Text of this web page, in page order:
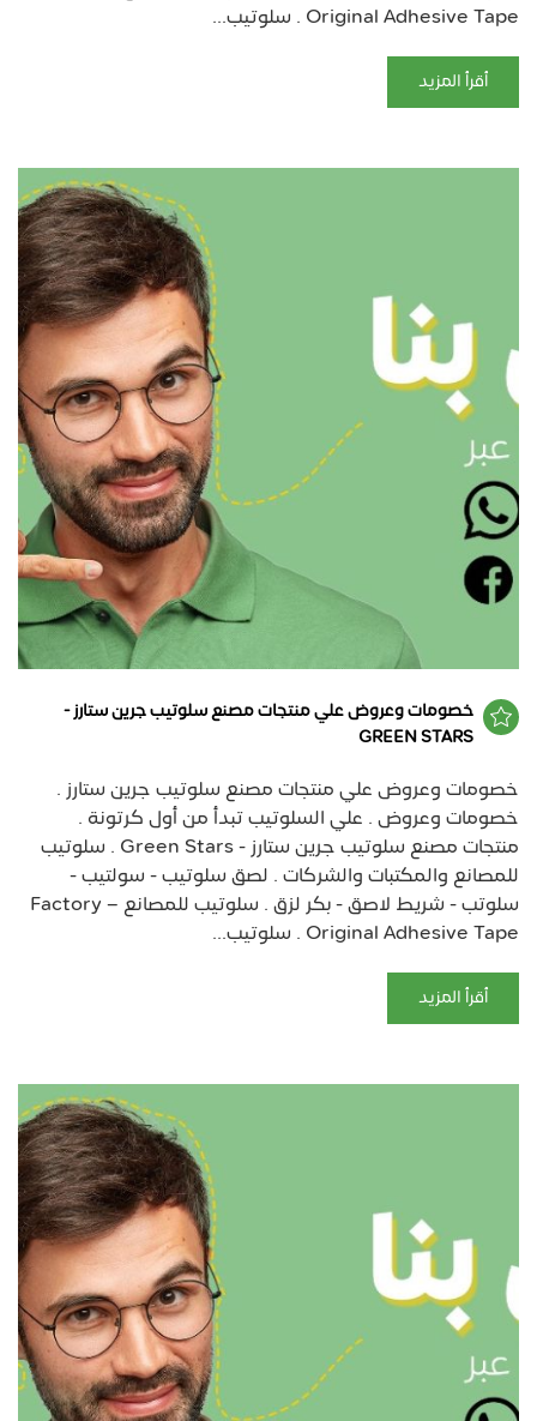
Original Adhesive Tape . سلوتيب...
أقرأ المزيد
خصومات وعروض علي منتجات مصنع سلوتيب جرين ستارز -
GREEN STARS
خصومات وعروض علي منتجات مصنع سلوتيب جرين ستارز .
خصومات وعروض . علي السلوتيب تبدأ من أول كرتونة .
منتجات مصنع سلوتيب جرين ستارز - Green Stars . سلوتيب
للمصانع والمكتبات والشركات . لصق سلوتيب - سولتيب -
سلوتب - شريط لاصق - بكر لزق . سلوتيب للمصانع – Factory
Original Adhesive Tape . سلوتيب...
أقرأ المزيد